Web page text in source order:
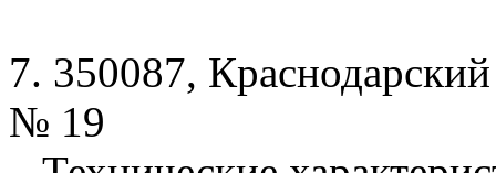
7. 350087,
№ 19